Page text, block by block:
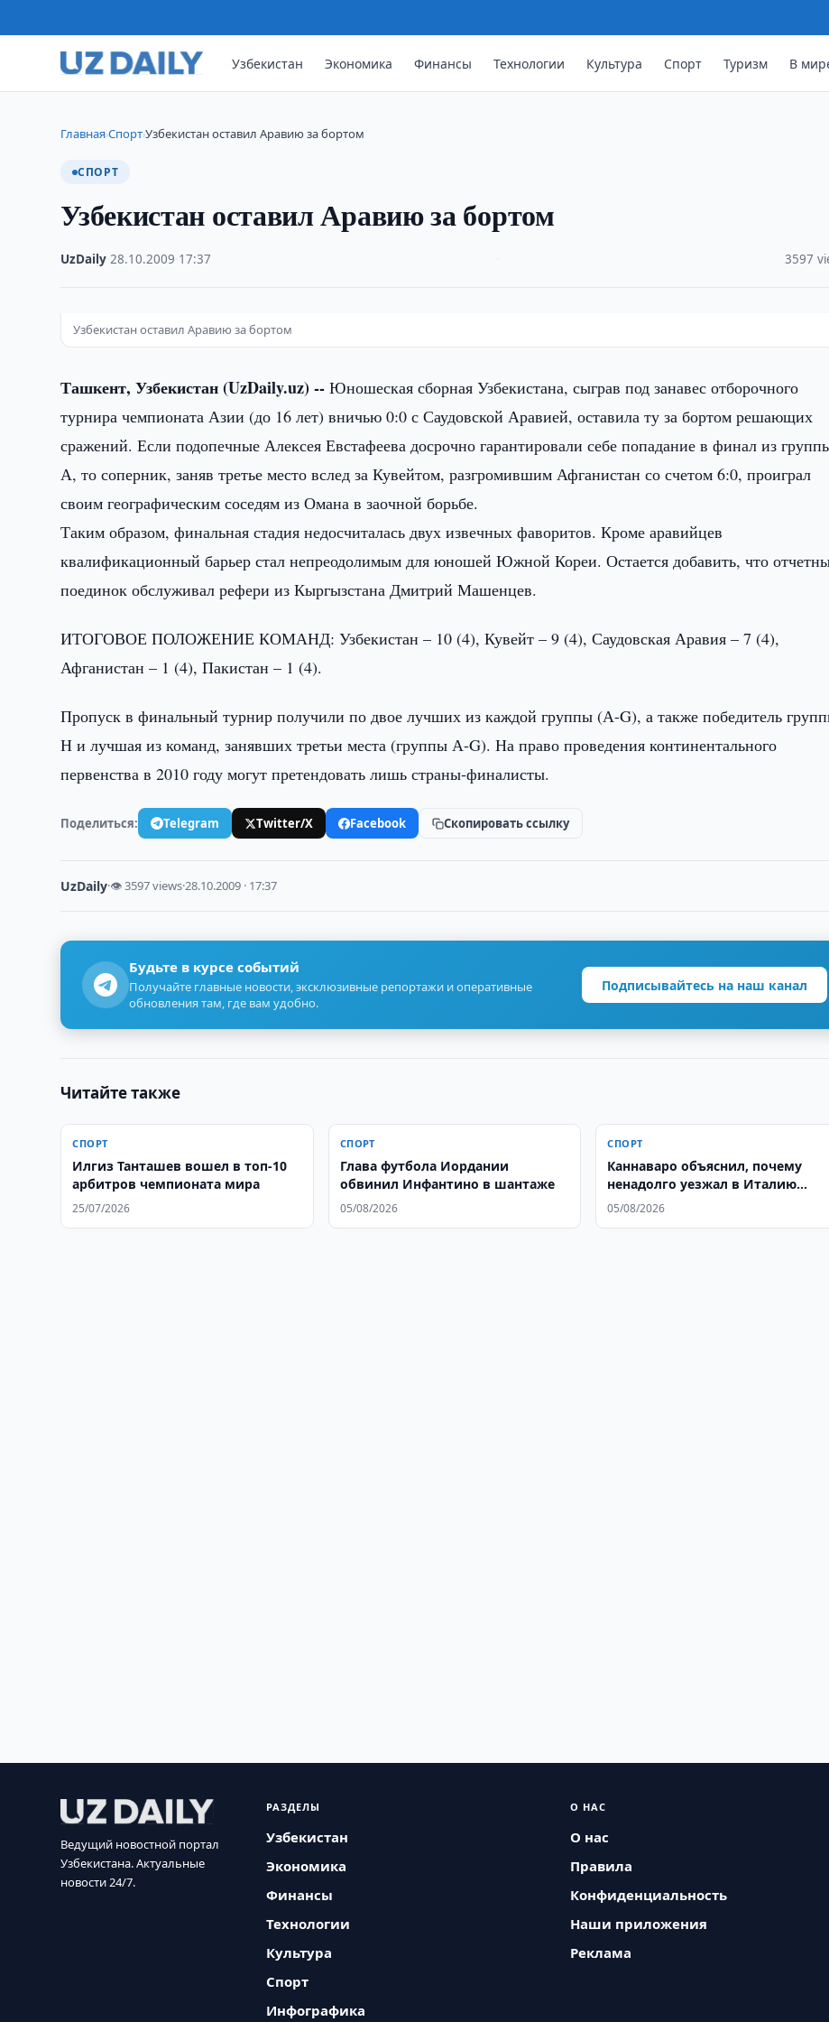
Узбекистан Экономика Финансы Технологии Культура Спорт Туризм В
Главная›Спорт›Узбекистан оставил Аравию за бортом
СПОРТ
Узбекистан оставил Аравию за бортом
UzDaily ·28.10.2009 17:37 3597
Узбекистан оставил Аравию за бортом
Ташкент, Узбекистан (UzDaily.uz) -- Юношеская сборная Узбекистана, сыграв под занавес отборочного
турнира чемпионата Азии (до 16 лет) вничью 0:0 с Саудовской Аравией, оставила ту за бортом решающих
сражений. Если подопечные Алексея Евстафеева досрочно гарантировали себе попадание в финал из
А, то соперник, заняв третье место вслед за Кувейтом, разгромившим Афганистан со счетом 6:0, проиграл
своим географическим соседям из Омана в заочной борьбе.
Таким образом, финальная стадия недосчиталась двух извечных фаворитов. Кроме аравийцев
квалификационный барьер стал непреодолимым для юношей Южной Кореи. Остается добавить, что
поединок обслуживал рефери из Кыргызстана Дмитрий Машенцев.
ИТОГОВОЕ ПОЛОЖЕНИЕ КОМАНД: Узбекистан – 10 (4), Кувейт – 9 (4), Саудовская Аравия – 7 (4),
Афганистан – 1 (4), Пакистан – 1 (4).
Пропуск в финальный турнир получили по двое лучших из каждой группы (А-G), а также победитель
Н и лучшая из команд, занявших третьи места (группы А-G). На право проведения континентального
первенства в 2010 году могут претендовать лишь страны-финалисты.
Поделиться: Telegram Twitter/X Facebook Скопировать ссылку
UzDaily·👁 3597 views·28.10.2009 · 17:37
Будьте в курсе событий
Получайте главные новости, эксклюзивные репортажи и оперативные
обновления там, где вам удобно.
Подписывайтесь на наш канал
Читайте также
СПОРТ
Илгиз Танташев вошел в топ-10
арбитров чемпионата мира
25/07/2026
СПОРТ
Глава футбола Иордании
обвинил Инфантино в шантаже
05/08/2026
СПОРТ
Каннаваро объяснил, почему
ненадолго уезжал в Италию
после чемпионата мира
05/08/2026
Ведущий новостной портал
Узбекистана. Актуальные
новости 24/7.
РАЗДЕЛЫ
Узбекистан
Экономика
Финансы
Технологии
Культура
Спорт
Инфографика
О НАС
О нас
Правила
Конфиденциальность
Наши приложения
Реклама